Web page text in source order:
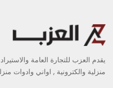
يقدم العزب للتجارة العامة
منزلية والكترونية , اواني وادوات